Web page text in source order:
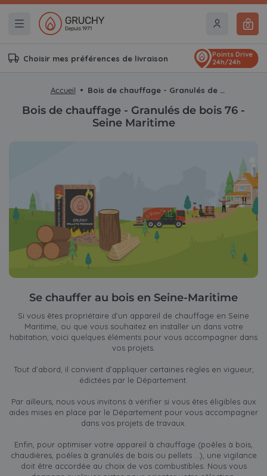
0
Choisir mes préférences de livraison
Points Drive
24h/24h
Accueil Bois de chauffage - Granulés de bois 76 - Seine Maritime
Bois de chauffage - Granulés de bois 76 -
Seine Maritime
Se chauffer au bois en Seine-Maritime
Si vous êtes propriétaire d’un appareil de chauffage en Seine
Maritime, ou que vous souhaitez en installer un dans votre
habitation, voici quelques éléments pour vous accompagner dans
vos projets.
Tout d’abord, il convient d’appliquer certaines règles en vigueur,
édictées par le Département.
Par ailleurs, nous vous invitons à vérifier si vous êtes éligibles aux
aides mises en place par le Département pour vous accompagner
dans vos projets de travaux.
Enfin, pour optimiser votre appareil à chauffage (poêles à bois,
chaudières, poêles à granulés de bois ou pellets …), une vigilance
doit être accordée au choix de vos combustibles. Nous vous